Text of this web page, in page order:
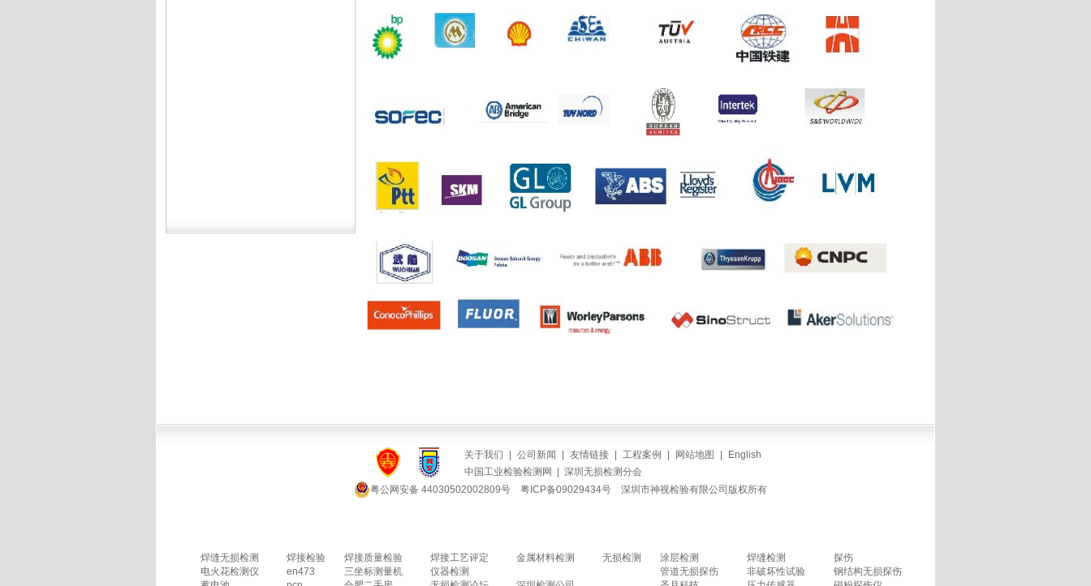
关于我们 公司新闻 友情链接 工程案例 网站地图
English
中国工业检验检测网
深圳无损检测分会
粤公网安备 44030502002809号
粤ICP备09029434号深圳市神视检验有限公司版权所有
焊缝无损检测 焊接检验 焊接质量检验 焊接工艺评定 金属材料检测 无损检测 涂层检测 焊缝检测
探伤
电火花检测仪
en473 三坐标测量机 仪器检测 管道无损探伤 非破坏性试验
钢结构无损探伤